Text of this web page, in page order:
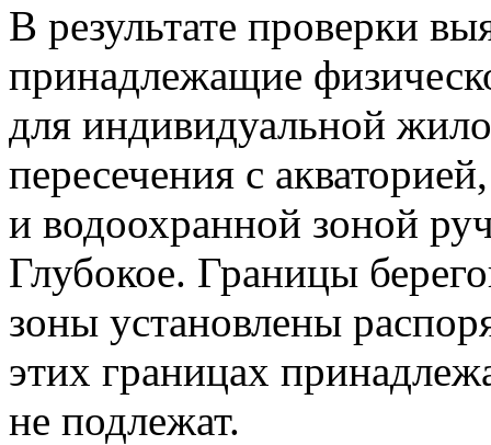
В результате проверки
принадлежащие
для индивидуальной
пересечения с
и водоохранной зоной
Глубокое. Границы
зоны установлены
этих границах
не подлежат.